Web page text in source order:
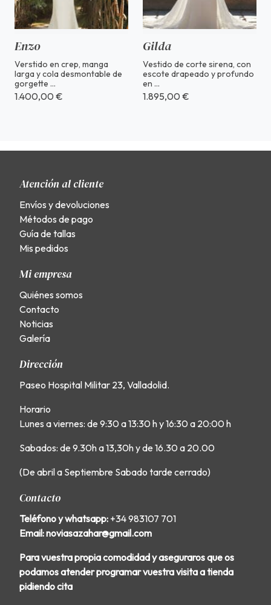
Enzo
Verstido en crep, manga
larga y cola desmontable de
gorgette ...
1.400,00 €
Gilda
Vestido de corte sirena, con
escote drapeado y profundo
en ...
1.895,00 €
Atención al cliente
Envíos y devoluciones
Métodos de pago
Guía de tallas
Mis pedidos
Mi empresa
Quiénes somos
Contacto
Noticias
Galería
Dirección
Paseo Hospital Militar 23, Valladolid.
Horario
Lunes a viernes: de 9:30 a 13:30 h y 16:30 a 20:00 h
Sabados: de 9.30h a 13,30h y de 16.30 a 20.00
(De abril a Septiembre Sabado tarde cerrado)
Contacto
Teléfono y whatsapp: +34 983107 701
Email: noviasazahar@gmail.com
Para vuestra propia comodidad y aseguraros que os
podamos atender programar vuestra visita a tienda
pidiendo cita